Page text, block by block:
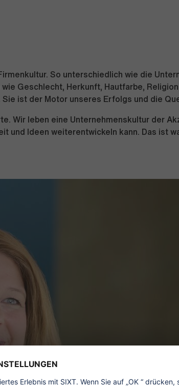
So unterschiedlich wie die
Geschlecht, Herkunft, Hautfarbe,
ist der Motor unseres Erfolgs und die
Wir leben eine Unternehmenskultur der
und Ideen weiterentwickeln kann. Das ist